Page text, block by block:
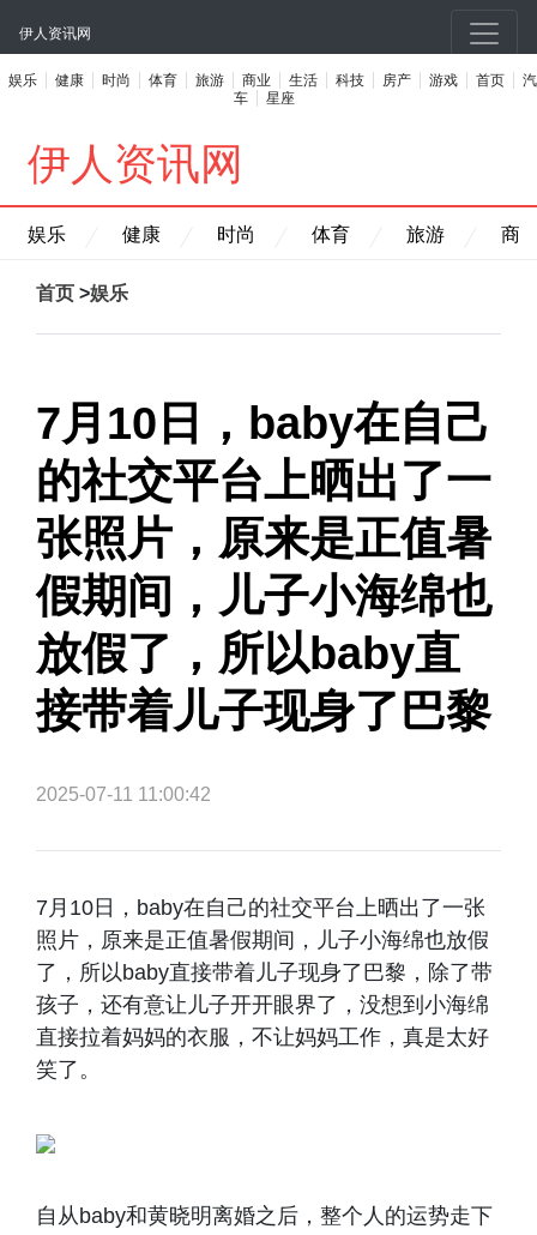
伊人资讯网
娱乐 健康 时尚 体育 旅游 商业 生活 科技 房产 游戏 首页
汽
车
星座
伊人资讯网
娱乐 健康 时尚 体育 旅游 商
首页 >娱乐
7月10日，baby在自己
的社交平台上晒出了一
张照片，原来是正值暑
假期间，儿子小海绵也
放假了，所以baby直
接带着儿子现身了巴黎
2025-07-11 11:00:42
7月10日，baby在自己的社交平台上晒出了一张
照片，原来是正值暑假期间，儿子小海绵也放假
了，所以baby直接带着儿子现身了巴黎，除了带
孩子，还有意让儿子开开眼界了，没想到小海绵
直接拉着妈妈的衣服，不让妈妈工作，真是太好
笑了。
自从baby和黄晓明离婚之后，整个人的运势走下